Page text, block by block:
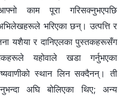
काम पूरा गरिसक्नुभएपछि
अभिलेखहरूले भरिएका छन्। उत्पत्ति र
यशैया र दानिएलका पुस्तकहरूसँग
यहोवाले खडा गर्नुभएका
स्थान लिन सक्दैनन्। ती
अघि बोलिएका थिए; अन्य